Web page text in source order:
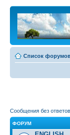
Список
Сообщения без ответов
ФОРУМ